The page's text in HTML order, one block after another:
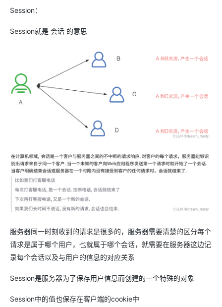
Session：
Session就是 会话 的意思
服务器同一时刻收到的请求是很多的，服务器需要清楚的区分每个
请求是属于哪个用户，也就属于哪个会话，就需要在服务器这边记
录每个会话以及与用户的信息的对应关系
Session是服务器为了保存用户信息而创建的一个特殊的对象
Session中的值也保存在客户端的cookie中